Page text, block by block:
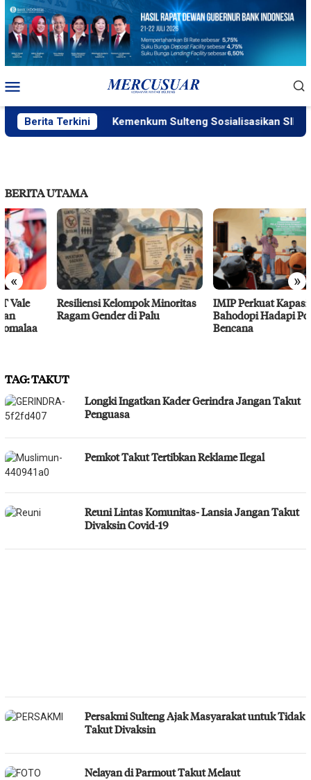
Loncat
konten
Mobile
Berita Terkini Kemenkum Sulteng Sosialisasikan SILAKUM
BERITA UTAMA
« »
Resiliensi Kelompok Minoritas
Ragam Gender di Palu
IMIP Perkuat Kapasitas Warga
Bahodopi Hadapi Potensi
TAG:TAKUT
Longki Ingatkan Kader Gerindra Jangan Takut
Penguasa
Pemkot Takut Tertibkan Reklame Ilegal
Reuni Lintas Komunitas- Lansia Jangan Takut
Divaksin Covid-19
Persakmi Sulteng Ajak Masyarakat untuk Tidak
Takut Divaksin
Nelayan di Parmout Takut Melaut